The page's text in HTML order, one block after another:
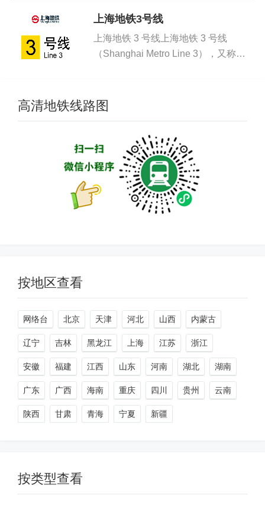
色，由上海地铁第二运营有限公司负责
运营。上...
上海地铁3号线
上海地铁 3 号线上海地铁 3 号线
（Shanghai Metro Line 3），又称明
线路，标志色为黄色，由上海地铁第三
运营有...
高清地铁线路图
按地区查看
网络台 北京 天津 河北 山西 内蒙古
辽宁 吉林 黑龙江 上海 江苏 浙江
安徽 福建 江西 山东 河南 湖北 湖南
广东 广西 海南 重庆 四川 贵州 云南
陕西 甘肃 青海 宁夏 新疆
按类型查看